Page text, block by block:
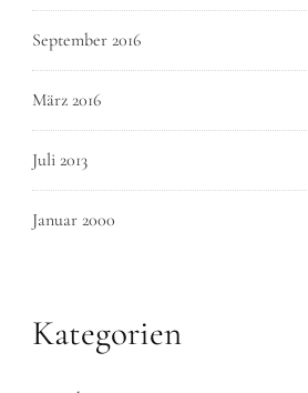
September 2016
März 2016
Juli 2013
Januar 2000
Kategorien